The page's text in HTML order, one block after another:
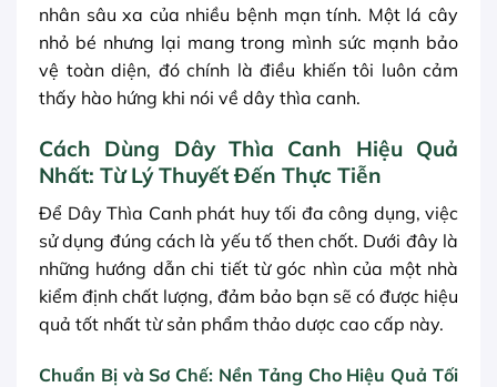
nhân sâu xa của nhiều bệnh mạn tính. Một lá cây
nhỏ bé nhưng lại mang trong mình sức mạnh bảo
vệ toàn diện, đó chính là điều khiến tôi luôn cảm
thấy hào hứng khi nói về dây thìa canh.
Cách Dùng Dây Thìa Canh Hiệu Quả
Nhất: Từ Lý Thuyết Đến Thực Tiễn
Để Dây Thìa Canh phát huy tối đa công dụng, việc
sử dụng đúng cách là yếu tố then chốt. Dưới đây là
những hướng dẫn chi tiết từ góc nhìn của một nhà
kiểm định chất lượng, đảm bảo bạn sẽ có được hiệu
quả tốt nhất từ sản phẩm thảo dược cao cấp này.
Chuẩn Bị và Sơ Chế: Nền Tảng Cho Hiệu Quả Tối